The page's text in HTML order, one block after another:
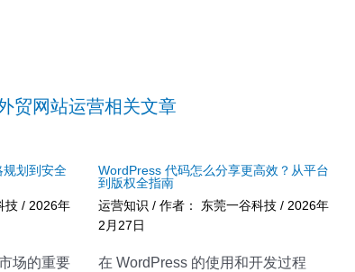
贸网站运营相关文章
规划到安全
技/2026年
场的重要
WordPress 代码怎么分享更高效？从平台
到版权全指南
运营知识 / 作者： 东莞一谷科技 / 2026年
2月27日
在 WordPress 的使用和开发过程